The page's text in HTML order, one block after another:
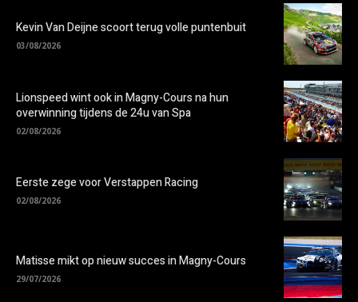
Kevin Van Deijne scoort terug volle puntenbuit
03/08/2026
Lionspeed wint ook in Magny-Cours na hun
overwinning tijdens de 24u van Spa
02/08/2026
Eerste zege voor Verstappen Racing
02/08/2026
Matisse mikt op nieuw succes in Magny-Cours
29/07/2026